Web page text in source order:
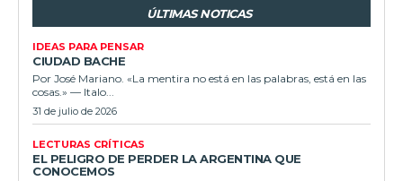
ÚLTIMAS NOTICAS
IDEAS PARA PENSAR
CIUDAD BACHE
Por José Mariano. «La mentira no está en las palabras, está en las
cosas.» — Italo...
31 de julio de 2026
LECTURAS CRÍTICAS
EL PELIGRO DE PERDER LA ARGENTINA QUE
CONOCEMOS